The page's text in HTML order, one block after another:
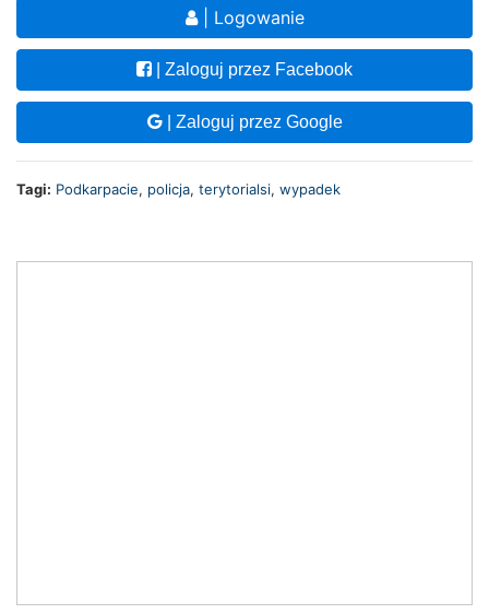
| Logowanie
| Zaloguj przez Facebook
| Zaloguj przez Google
Tagi: Podkarpacie, policja, terytorialsi, wypadek